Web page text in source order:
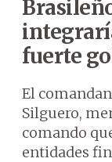
fuerte
El
Silguero,
comando
entidades